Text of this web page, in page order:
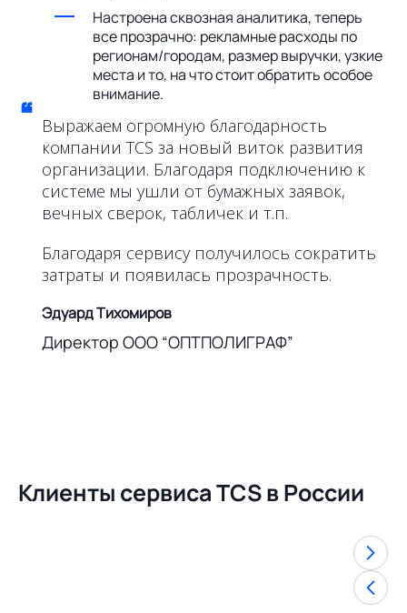
Настроена сквозная аналитика, теперь
все прозрачно: рекламные расходы по
регионам/городам, размер выручки, узкие
места и то, на что стоит обратить особое
внимание.
“ Выражаем огромную благодарность
компании TCS за новый виток развития
организации. Благодаря подключению к
системе мы ушли от бумажных заявок,
вечных сверок, табличек и т.п.
Благодаря сервису получилось сократить
затраты и появилась прозрачность.
Эдуард Тихомиров
Директор ООО “ОПТПОЛИГРАФ”
Клиенты сервиса TCS в России